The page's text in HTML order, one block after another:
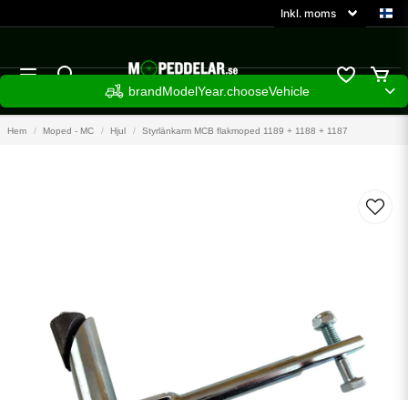
brandModelYear.chooseVehicle
Hem Moped - MC Hjul Styrlänkarm MCB flakmoped 1189 + 1188 + 1187